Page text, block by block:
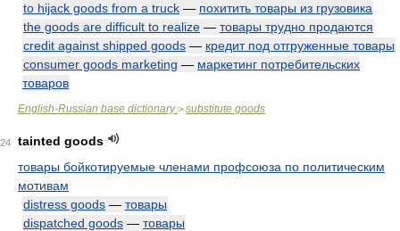
to hijack goods from a truck — похитить товары из грузовика
the goods are difficult to realize — товары трудно продаются
credit against shipped goods — кредит под отгруженные товары
consumer goods marketing — маркетинг потребительских
товаров
English-Russian base dictionary> substitute goods
tainted goods
товары бойкотируемые членами профсоюза по политическим
мотивам
distress goods — товары
dispatched goods — товары